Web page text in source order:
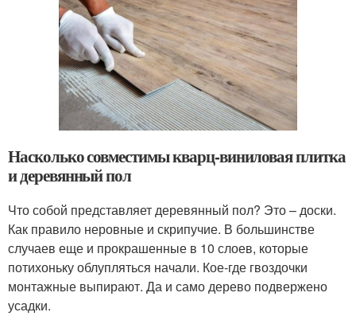
Насколько совместимы кварц-виниловая плитка
и деревянный пол
Что собой представляет деревянный пол? Это – доски.
Как правило неровные и скрипучие. В большинстве
случаев еще и прокрашенные в 10 слоев, которые
потихоньку облупляться начали. Кое-где гвоздочки
монтажные выпирают. Да и само дерево подвержено
усадки.